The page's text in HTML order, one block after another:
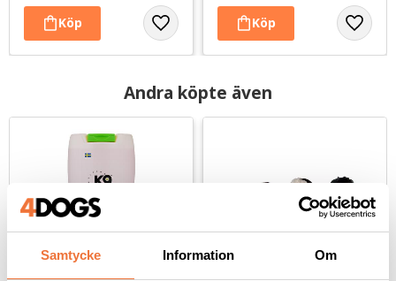
Samtycke Information Om
Andra köpte även